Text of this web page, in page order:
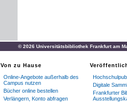
© 2026 Universitätsbibliothek Frankfurt am
Von zu Hause
Online-Angebote außerhalb des
Campus nutzen
Bücher online bestellen
Verlängern, Konto abfragen
Digitale
Frankfurter